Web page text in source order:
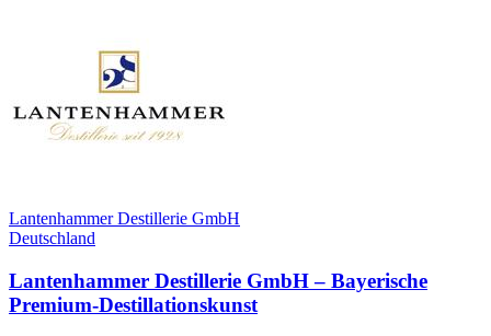
Lantenhammer Destillerie GmbH
Deutschland
Lantenhammer Destillerie GmbH – Bayerische
Premium‑Destillationskunst